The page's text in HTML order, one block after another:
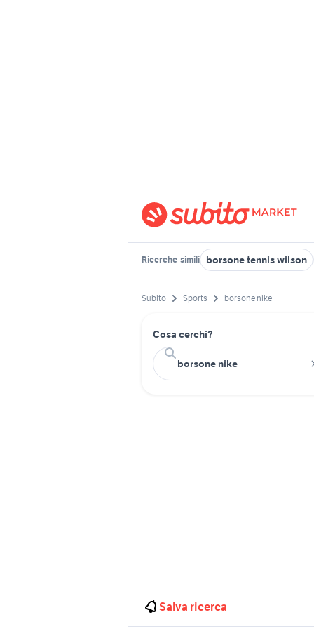
Ricerche simili borsone tennis wilson
Subito Sports borsone nike
Cosa cerchi?
Salva ricerca